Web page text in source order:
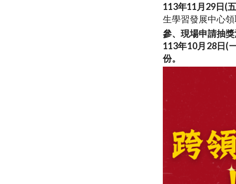
113年11月29日(
生學習發展中心領
參、 現場申請抽
113年10月28日(
份。